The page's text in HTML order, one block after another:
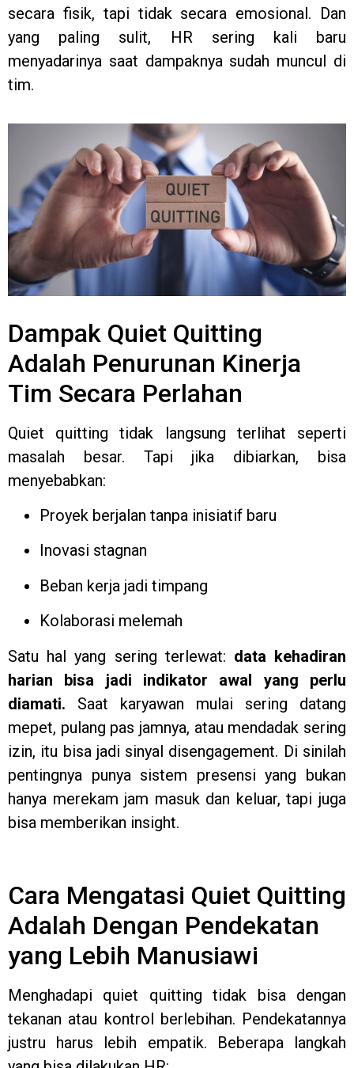
secara fisik, tapi tidak secara emosional. Dan
yang paling sulit, HR sering kali baru
menyadarinya saat dampaknya sudah muncul di
tim.
Dampak Quiet Quitting
Adalah Penurunan Kinerja
Tim Secara Perlahan
Quiet quitting tidak langsung terlihat seperti
masalah besar. Tapi jika dibiarkan, bisa
menyebabkan:
Proyek berjalan tanpa inisiatif baru
Inovasi stagnan
Beban kerja jadi timpang
Kolaborasi melemah
Satu hal yang sering terlewat: data kehadiran
harian bisa jadi indikator awal yang perlu
diamati. Saat karyawan mulai sering datang
mepet, pulang pas jamnya, atau mendadak sering
izin, itu bisa jadi sinyal disengagement. Di sinilah
pentingnya punya sistem presensi yang bukan
hanya merekam jam masuk dan keluar, tapi juga
bisa memberikan insight.
Cara Mengatasi Quiet Quitting
Adalah Dengan Pendekatan
yang Lebih Manusiawi
Menghadapi quiet quitting tidak bisa dengan
tekanan atau kontrol berlebihan. Pendekatannya
justru harus lebih empatik. Beberapa langkah